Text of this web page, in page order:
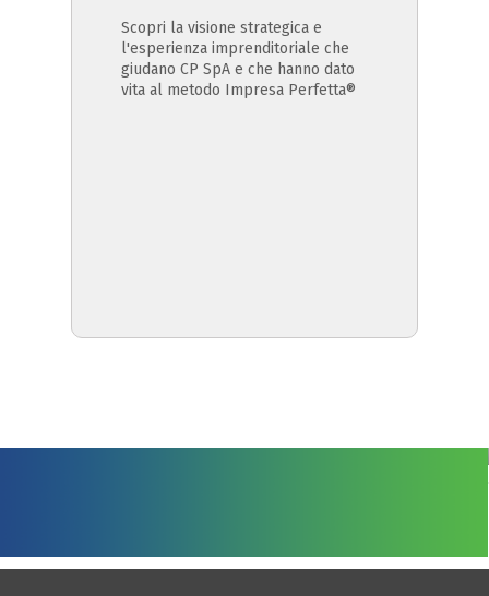
Scopri la visione strategica e
l'esperienza imprenditoriale che
giudano CP SpA e che hanno dato
vita al metodo Impresa Perfetta®